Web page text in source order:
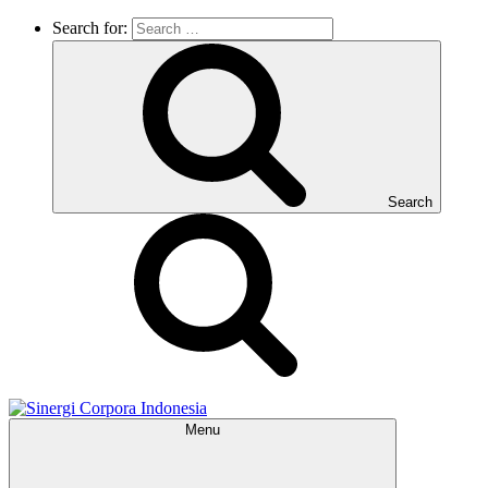
Search for:
Search
Menu